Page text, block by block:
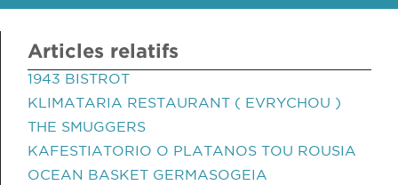
Articles relatifs
1943 BISTROT
KLIMATARIA RESTAURANT ( EVRYCHOU )
THE SMUGGERS
KAFESTIATORIO O PLATANOS TOU ROUSIA
OCEAN BASKET GERMASOGEIA